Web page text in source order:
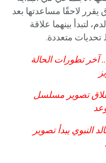
يقرر لاحقًا مساعدتها بعد
لتبدأ بينهما علاقة
تحديات متعددة.
تطورات الحالة
تصوير مسلسل
يبدأ تصوير